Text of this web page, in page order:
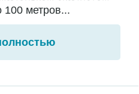
100 метров...